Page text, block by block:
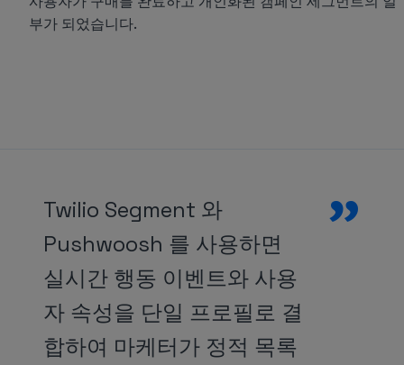
부가 되었습니다.
”
Twilio Segment 와
Pushwoosh 를 사용하면
실시간 행동 이벤트와 사용
자 속성을 단일 프로필로 결
합하여 마케터가 정적 목록